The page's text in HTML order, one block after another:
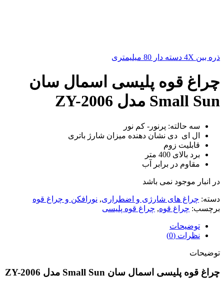
ذره بین 4X دسته دار 80 میلیمتری
چراغ قوه پلیسی اسمال سان
Small Sun مدل ZY-2006
سه حالته: پرنور- کم نور
ال ای دی نشان دهنده میزان شارژ باتری
قابلیت زوم
برد بالای 400 متر
مقاوم در برابر آب
در انبار موجود نمی باشد
دسته: چراغ های شارژی و اضطراری, نورافکن و چراغ قوه
برچسب: چراغ قوه, چراغ قوه پلیسی
توضیحات
نظرات (0)
توضیحات
چراغ قوه پلیسی اسمال سان Small Sun مدل ZY-2006